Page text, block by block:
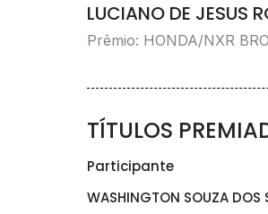
LUCIANO DE JESUS
Prêmio: HONDA/NXR
TÍTULOS
Participante
WASHINGTON SOUZA DOS